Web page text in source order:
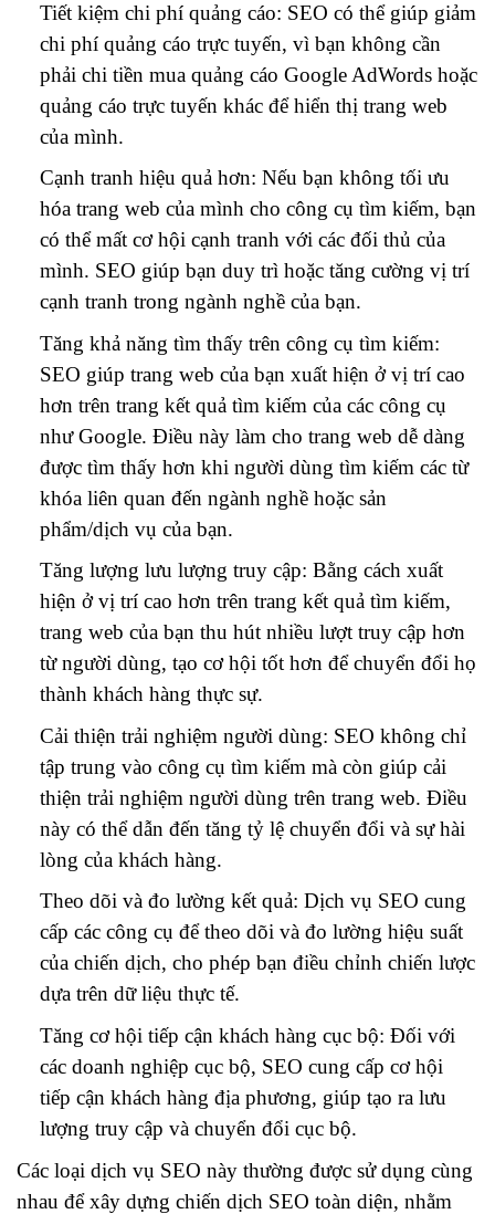
Tiết kiệm chi phí quảng cáo: SEO có thể giúp giảm
chi phí quảng cáo trực tuyến, vì bạn không cần
phải chi tiền mua quảng cáo Google AdWords hoặc
quảng cáo trực tuyến khác để hiển thị trang web
của mình.
Cạnh tranh hiệu quả hơn: Nếu bạn không tối ưu
hóa trang web của mình cho công cụ tìm kiếm, bạn
có thể mất cơ hội cạnh tranh với các đối thủ của
mình. SEO giúp bạn duy trì hoặc tăng cường vị trí
cạnh tranh trong ngành nghề của bạn.
Tăng khả năng tìm thấy trên công cụ tìm kiếm:
SEO giúp trang web của bạn xuất hiện ở vị trí cao
hơn trên trang kết quả tìm kiếm của các công cụ
như Google. Điều này làm cho trang web dễ dàng
được tìm thấy hơn khi người dùng tìm kiếm các từ
khóa liên quan đến ngành nghề hoặc sản
phẩm/dịch vụ của bạn.
Tăng lượng lưu lượng truy cập: Bằng cách xuất
hiện ở vị trí cao hơn trên trang kết quả tìm kiếm,
trang web của bạn thu hút nhiều lượt truy cập hơn
từ người dùng, tạo cơ hội tốt hơn để chuyển đổi họ
thành khách hàng thực sự.
Cải thiện trải nghiệm người dùng: SEO không chỉ
tập trung vào công cụ tìm kiếm mà còn giúp cải
thiện trải nghiệm người dùng trên trang web. Điều
này có thể dẫn đến tăng tỷ lệ chuyển đổi và sự hài
lòng của khách hàng.
Theo dõi và đo lường kết quả: Dịch vụ SEO cung
cấp các công cụ để theo dõi và đo lường hiệu suất
của chiến dịch, cho phép bạn điều chỉnh chiến lược
dựa trên dữ liệu thực tế.
Tăng cơ hội tiếp cận khách hàng cục bộ: Đối với
các doanh nghiệp cục bộ, SEO cung cấp cơ hội
tiếp cận khách hàng địa phương, giúp tạo ra lưu
lượng truy cập và chuyển đổi cục bộ.
Các loại dịch vụ SEO này thường được sử dụng cùng
nhau để xây dựng chiến dịch SEO toàn diện, nhằm